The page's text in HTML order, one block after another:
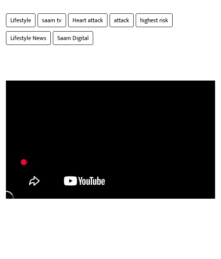
Lifestyle saam tv Heart attack attack
highest risk
Lifestyle News
Saam Digital